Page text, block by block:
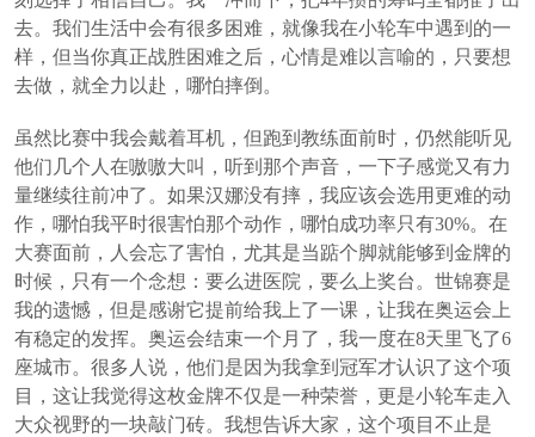
去。我们生活中会有很多困难，就像我在小轮车中遇到的一
样，但当你真正战胜困难之后，心情是难以言喻的，只要想
去做，就全力以赴，哪怕摔倒。
虽然比赛中我会戴着耳机，但跑到教练面前时，仍然能听见
他们几个人在嗷嗷大叫，听到那个声音，一下子感觉又有力
量继续往前冲了。如果汉娜没有摔，我应该会选用更难的动
作，哪怕我平时很害怕那个动作，哪怕成功率只有30%。在
大赛面前，人会忘了害怕，尤其是当踮个脚就能够到金牌的
时候，只有一个念想：要么进医院，要么上奖台。世锦赛是
我的遗憾，但是感谢它提前给我上了一课，让我在奥运会上
有稳定的发挥。奥运会结束一个月了，我一度在8天里飞了6
座城市。很多人说，他们是因为我拿到冠军才认识了这个项
目，这让我觉得这枚金牌不仅是一种荣誉，更是小轮车走入
大众视野的一块敲门砖。我想告诉大家，这个项目不止是